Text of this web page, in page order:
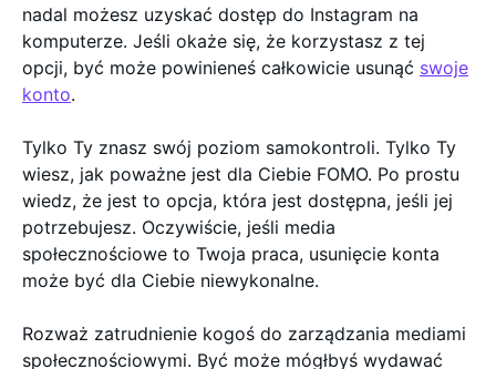
nadal możesz uzyskać dostęp do Instagram na
komputerze. Jeśli okaże się, że korzystasz z tej
opcji, być może powinieneś całkowicie usunąć swoje
konto.
Tylko Ty znasz swój poziom samokontroli. Tylko Ty
wiesz, jak poważne jest dla Ciebie FOMO. Po prostu
wiedz, że jest to opcja, która jest dostępna, jeśli jej
potrzebujesz. Oczywiście, jeśli media
społecznościowe to Twoja praca, usunięcie konta
może być dla Ciebie niewykonalne.
Rozważ zatrudnienie kogoś do zarządzania mediami
społecznościowymi. Być może mógłbyś wydawać